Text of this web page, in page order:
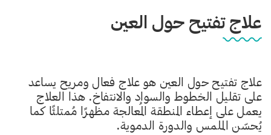
علاج تفتيح حول العين
علاج تفتيح حول العين هو علاج فعال ومريح يساعد
على تقليل الخطوط والسواد والانتفاخ. هذا العلاج
يعمل على إعطاء المنطقة المُعالجة مظهرًا مُمتلئًا كما
يُحسّن الملمس والدورة الدموية.